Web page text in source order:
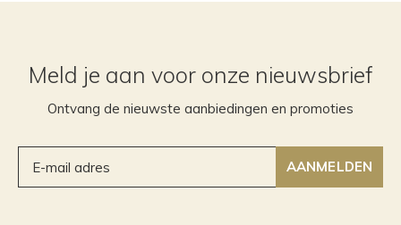
Meld je aan voor onze nieuwsbrief
Ontvang de nieuwste aanbiedingen en promoties
AANMELDEN